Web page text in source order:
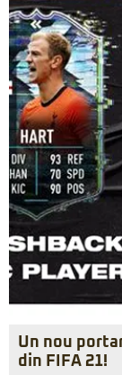
Un nou
din FIFA 21!